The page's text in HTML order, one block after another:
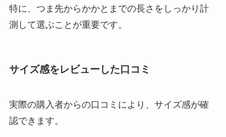
特に、つま先からかかとまでの長さをしっかり計
測して選ぶことが重要です。
サイズ感をレビューした口コミ
実際の購入者からの口コミにより、サイズ感が確
認できます。